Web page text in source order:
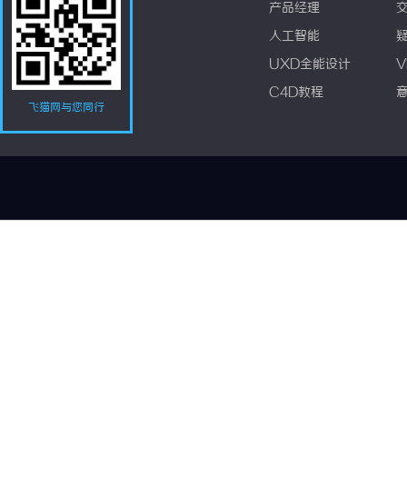
飞猫网与您同行
产品经理
人工智能
UXD全能设计
C4D教程